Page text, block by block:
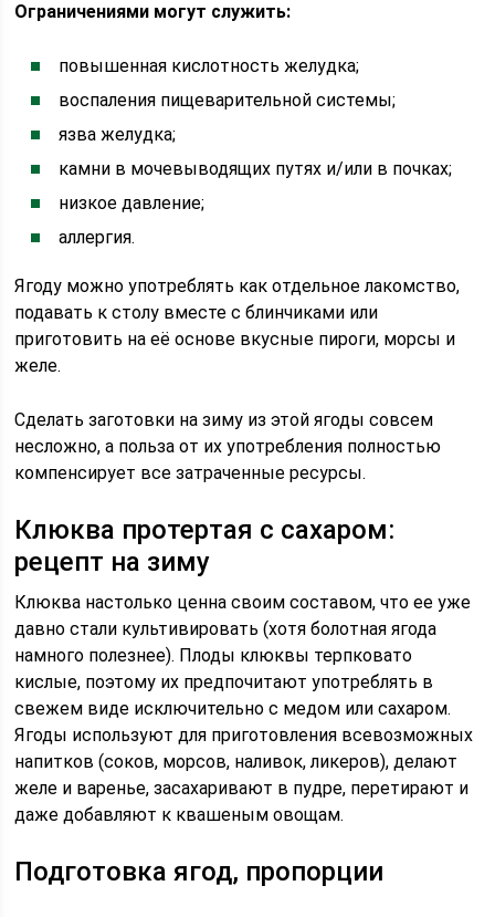
Ограничениями могут служить:
повышенная кислотность желудка;
воспаления пищеварительной системы;
язва желудка;
камни в мочевыводящих путях и/или в почках;
низкое давление;
аллергия.
Ягоду можно употреблять как отдельное лакомство,
подавать к столу вместе с блинчиками или
приготовить на её основе вкусные пироги, морсы и
желе.
Сделать заготовки на зиму из этой ягоды совсем
несложно, а польза от их употребления полностью
компенсирует все затраченные ресурсы.
Клюква протертая с сахаром:
рецепт на зиму
Клюква настолько ценна своим составом, что ее уже
давно стали культивировать (хотя болотная ягода
намного полезнее). Плоды клюквы терпковато
кислые, поэтому их предпочитают употреблять в
свежем виде исключительно с медом или сахаром.
Ягоды используют для приготовления всевозможных
напитков (соков, морсов, наливок, ликеров), делают
желе и варенье, засахаривают в пудре, перетирают и
даже добавляют к квашеным овощам.
Подготовка ягод, пропорции